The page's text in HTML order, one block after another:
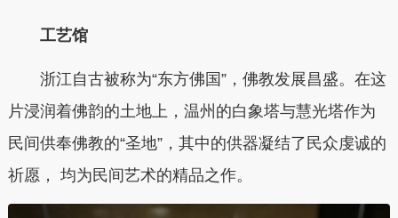
工艺馆
浙江自古被称为“东方佛国”，佛教发展昌盛。在这
片浸润着佛韵的土地上，温州的白象塔与慧光塔作为
民间供奉佛教的“圣地”，其中的供器凝结了民众虔诚的
祈愿， 均为民间艺术的精品之作。